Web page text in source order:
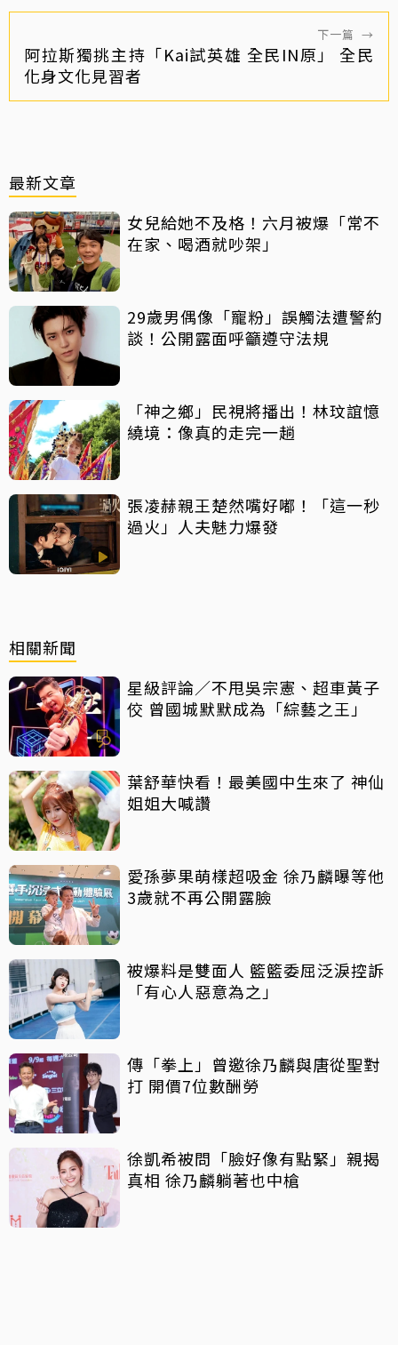
下一篇 →
阿拉斯獨挑主持「Kai試英雄 全民IN原」 全民
化身文化見習者
最新文章
女兒給她不及格！六月被爆「常不
在家、喝酒就吵架」
29歲男偶像「寵粉」誤觸法遭警約
談！公開露面呼籲遵守法規
「神之鄉」民視將播出！林玟誼憶
繞境：像真的走完一趟
張凌赫親王楚然嘴好嘟！「這一秒
過火」人夫魅力爆發
相關新聞
星級評論／不甩吳宗憲、超車黃子
佼 曾國城默默成為「綜藝之王」
葉舒華快看！最美國中生來了 神仙
姐姐大喊讚
愛孫夢果萌樣超吸金 徐乃麟曝等他
3歲就不再公開露臉
被爆料是雙面人 籃籃委屈泛淚控訴
「有心人惡意為之」
傳「拳上」曾邀徐乃麟與唐從聖對
打 開價7位數酬勞
徐凱希被問「臉好像有點緊」親揭
真相 徐乃麟躺著也中槍